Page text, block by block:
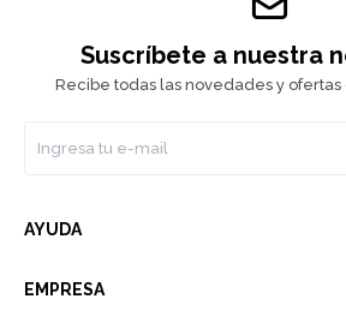
Suscríbete a nuestra
Recibe todas las novedades y
AYUDA
EMPRESA